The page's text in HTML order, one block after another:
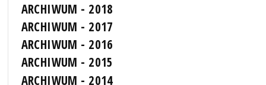
ARCHIWUM - 2018
ARCHIWUM - 2017
ARCHIWUM - 2016
ARCHIWUM - 2015
ARCHIWUM - 2014